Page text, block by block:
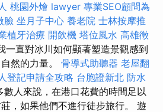
桃園外燴 lawyer 專業SEO顧問為
臉 坐月子中心 養老院 士林按摩推
植牙治療 開飲機 塔位風水 高雄徵
一直對冰川如何顯著塑造景觀感到
然的力量。 骨導式助聽器 老屋翻
登記申請全攻略 台胞證新北 防水
數人來說，在港口花費的時間足以
，如果他們不進行徒步旅行。 遊